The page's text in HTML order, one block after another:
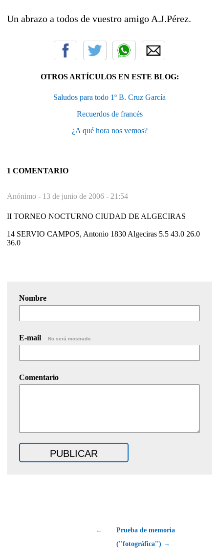
Un abrazo a todos de vuestro amigo A.J.Pérez.
OTROS ARTÍCULOS EN ESTE BLOG:
Saludos para todo 1º B. Cruz García
Recuerdos de francés
¿A qué hora nos vemos?
1 COMENTARIO
Anónimo - 13 de junio de 2006 - 21:54
II TORNEO NOCTURNO CIUDAD DE ALGECIRAS
14 SERVIO CAMPOS, Antonio 1830 Algeciras 5.5 43.0 26.0
36.0
Nombre
E-mail No será mostrado.
Comentario
←
Prueba de memoria
(''fotográfica'') →